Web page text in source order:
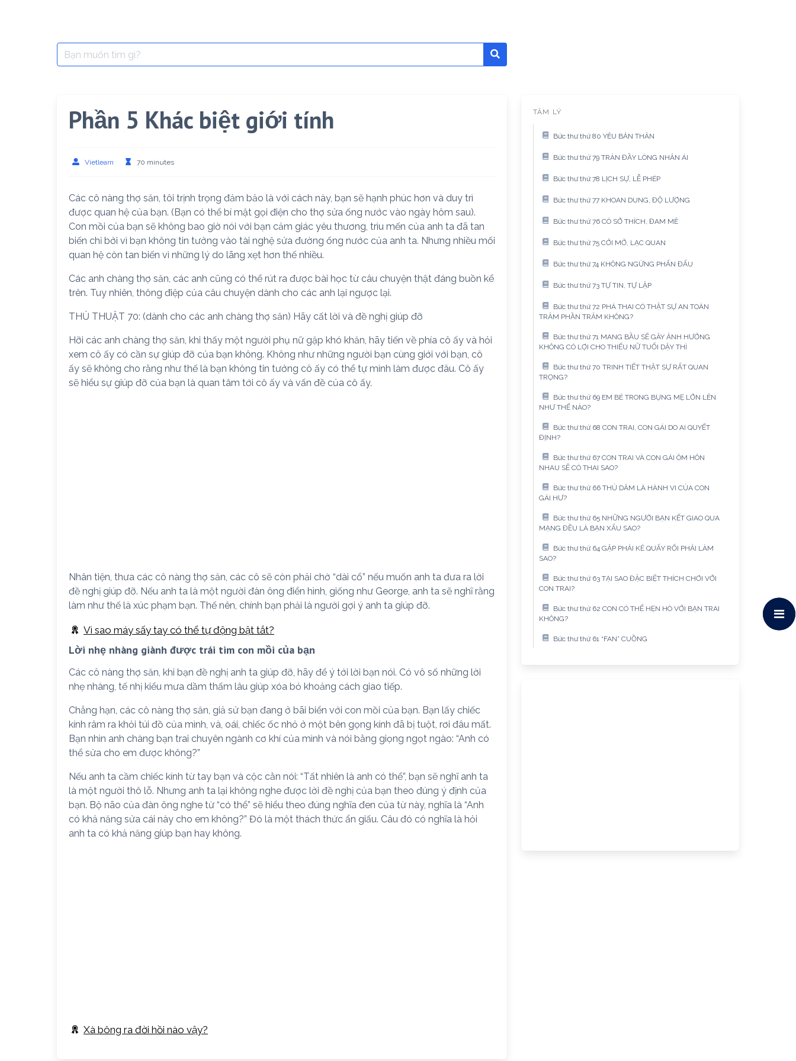
Search
for:
Phần 5 Khác biệt giới tính
Vietlearn 70 minutes
Các cô nàng thợ săn, tôi trịnh trọng đảm bảo là với cách này, bạn sẽ hạnh phúc hơn và duy trì
được quan hệ của bạn. (Bạn có thể bí mật gọi điện cho thợ sửa ống nước vào ngày hôm sau).
Con mồi của bạn sẽ không bao giờ nói với bạn cảm giác yêu thương, trìu mến của anh ta đã tan
biến chỉ bởi vì bạn không tin tưởng vào tài nghệ sửa đường ống nước của anh ta. Nhưng nhiều mối
quan hệ còn tan biến vì những lý do lãng xẹt hơn thế nhiều.
Các anh chàng thợ săn, các anh cũng có thể rút ra được bài học từ câu chuyện thật đáng buồn kể
trên. Tuy nhiên, thông điệp của câu chuyện dành cho các anh lại ngược lại.
THỦ THUẬT 70: (dành cho các anh chàng thợ săn) Hãy cất lời và đề nghị giúp đỡ
Hỡi các anh chàng thợ săn, khi thấy một người phụ nữ gặp khó khăn, hãy tiến về phía cô ấy và hỏi
xem cô ấy có cần sự giúp đỡ của bạn không. Không như những người bạn cùng giới với bạn, cô
ấy sẽ không cho rằng như thế là bạn không tin tưởng cô ấy có thể tự mình làm được đâu. Cô ấy
sẽ hiểu sự giúp đỡ của bạn là quan tâm tới cô ấy và vấn đề của cô ấy.
Nhân tiện, thưa các cô nàng thợ săn, các cô sẽ còn phải chờ “dài cổ” nếu muốn anh ta đưa ra lời
đề nghị giúp đỡ. Nếu anh ta là một người đàn ông điển hình, giống như George, anh ta sẽ nghĩ rằng
làm như thế là xúc phạm bạn. Thế nên, chính bạn phải là người gợi ý anh ta giúp đỡ.
Vì sao máy sấy tay có thể tự động bật tắt?
Lời nhẹ nhàng giành được trái tim con mồi của bạn
Các cô nàng thợ săn, khi bạn đề nghị anh ta giúp đỡ, hãy để ý tới lời bạn nói. Có vô số những lời
nhẹ nhàng, tế nhị kiểu mưa dầm thấm lâu giúp xóa bỏ khoảng cách giao tiếp.
Chẳng hạn, các cô nàng thợ săn, giả sử bạn đang ở bãi biển với con mồi của bạn. Bạn lấy chiếc
kính râm ra khỏi túi đồ của mình, và, oái, chiếc ốc nhỏ ở một bên gọng kính đã bị tuột, rơi đâu mất.
Bạn nhìn anh chàng bạn trai chuyên ngành cơ khí của mình và nói bằng giọng ngọt ngào: “Anh có
thể sửa cho em được không?”
Nếu anh ta cầm chiếc kính từ tay bạn và cộc cằn nói: “Tất nhiên là anh có thể”, bạn sẽ nghĩ anh ta
là một người thô lỗ. Nhưng anh ta lại không nghe được lời đề nghị của bạn theo đúng ý định của
bạn. Bộ não của đàn ông nghe từ “có thể” sẽ hiểu theo đúng nghĩa đen của từ này, nghĩa là “Anh
có khả năng sửa cái này cho em không?” Đó là một thách thức ẩn giấu. Câu đó có nghĩa là hỏi
anh ta có khả năng giúp bạn hay không.
Xà bông ra đời hồi nào vậy?
TÂM LÝ
Bức thư thứ 80 YÊU BẢN THÂN
Bức thư thứ 79 TRÀN ĐẦY LÒNG NHÂN ÁI
Bức thư thứ 78 LỊCH SỰ, LỄ PHÉP
Bức thư thứ 77 KHOAN DUNG, ĐỘ LƯỢNG
Bức thư thứ 76 CÓ SỞ THÍCH, ĐAM MÊ
Bức thư thứ 75 CỞI MỞ, LẠC QUAN
Bức thư thứ 74 KHÔNG NGỪNG PHẤN ĐẤU
Bức thư thứ 73 TỰ TIN, TỰ LẬP
Bức thư thứ 72 PHÁ THAI CÓ THẬT SỰ AN TOÀN
TRĂM PHẦN TRĂM KHÔNG?
Bức thư thứ 71 MANG BẦU SẼ GÂY ẢNH HƯỞNG
KHÔNG CÓ LỢI CHO THIẾU NỮ TUỔI DẬY THÌ
Bức thư thứ 70 TRINH TIẾT THẬT SỰ RẤT QUAN
TRỌNG?
Bức thư thứ 69 EM BÉ TRONG BỤNG MẸ LỚN LÊN
NHƯ THẾ NÀO?
Bức thư thứ 68 CON TRAI, CON GÁI DO AI QUYẾT
ĐỊNH?
Bức thư thứ 67 CON TRAI VÀ CON GÁI ÔM HÔN
NHAU SẼ CÓ THAI SAO?
Bức thư thứ 66 THỦ DÂM LÀ HÀNH VI CỦA CON
GÁI HƯ?
Bức thư thứ 65 NHỮNG NGƯỜI BẠN KẾT GIAO QUA
MẠNG ĐỀU LÀ BẠN XẤU SAO?
Bức thư thứ 64 GẶP PHẢI KẺ QUẤY RỐI PHẢI LÀM
SAO?
Bức thư thứ 63 TẠI SAO ĐẶC BIỆT THÍCH CHƠI VỚI
CON TRAI?
Bức thư thứ 62 CON CÓ THỂ HẸN HÒ VỚI BẠN TRAI
KHÔNG?
Bức thư thứ 61 “FAN” CUỒNG